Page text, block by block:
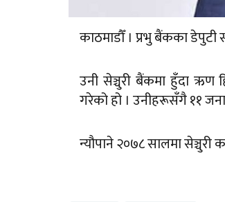
काठमाडौँ । प्रभु बैंकका डेपुटी
उनी सेञ्चुरी बैंकमा हुँदा ऋण
गरेको हो । उनीहरूसँगै ११
न्यौपाने २०७८ सालमा